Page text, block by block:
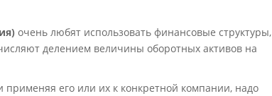
очень любят использовать финансовые структуры,
делением величины оборотных активов на
его или их к конкретной компании, надо